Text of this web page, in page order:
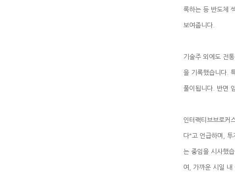
보여줍니다.
풀이됩니다. 반면
여, 가까운 시일 내